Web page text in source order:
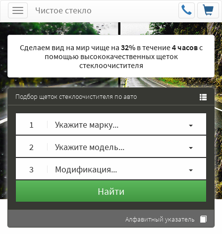
МенюЧистое стекло
Сделаем вид на мир чище на 32%в течение4 часовс
помощью высококачественных щеток
стеклоочистителя
Подбор щеток стеклоочистителя по авто
1
Укажите марку...
2
Укажите модель...
3
Модификация...
Найти
Алфавитный указатель